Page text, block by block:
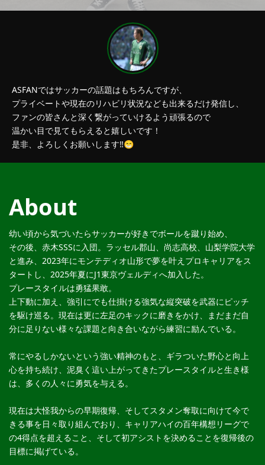
ASFANではサッカーの話題はもちろんですが、
プライベートや現在のリハビリ状況なども出来るだけ発信し、
ファンの皆さんと深く繋がっていけるよう頑張るので
温かい目で見てもらえると嬉しいです！
是非、よろしくお願いします‼️😁
About
幼い頃から気づいたらサッカーが好きでボールを蹴り始め、
その後、赤木SSSに入団。ラッセル郡山、尚志高校、山梨学院大学
と進み、2023年にモンテディオ山形で夢を叶えプロキャリアをス
タートし、2025年夏にJ1東京ヴェルディへ加入した。
プレースタイルは勇猛果敢。
上下動に加え、強引にでも仕掛ける強気な縦突破を武器にピッチ
を駆け巡る。現在は更に左足のキックに磨きをかけ、まだまだ自
分に足りない様々な課題と向き合いながら練習に励んでいる。
常にやるしかないという強い精神のもと、ギラついた野心と向上
心を持ち続け、泥臭く這い上がってきたプレースタイルと生き様
は、多くの人々に勇気を与える。
現在は大怪我からの早期復帰、そしてスタメン奪取に向けて今で
きる事を日々取り組んでおり、キャリアハイの百年構想リーグで
の4得点を超えること、そして初アシストを決めることを復帰後の
目標に掲げている。